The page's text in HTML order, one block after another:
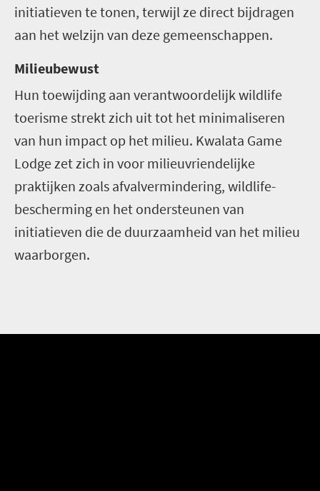
initiatieven te tonen, terwijl ze direct bijdragen
aan het welzijn van deze gemeenschappen.
Milieubewust
Hun toewijding aan verantwoordelijk wildlife
toerisme strekt zich uit tot het minimaliseren
van hun impact op het milieu. Kwalata Game
Lodge zet zich in voor milieuvriendelijke
praktijken zoals afvalvermindering, wildlife-
bescherming en het ondersteunen van
initiatieven die de duurzaamheid van het milieu
waarborgen.